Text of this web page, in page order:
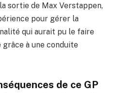
sortie de Max Verstappen,
pour gérer la
qui aurait pu le faire
à une conduite
de ce GP